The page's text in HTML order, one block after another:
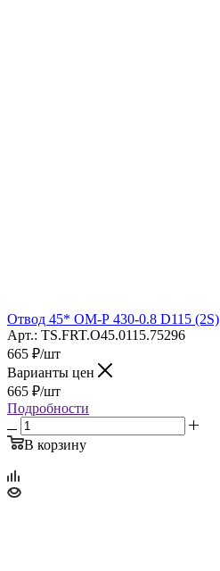
Отвод 45* ОМ-Р 430-0.8 D115 (2S)
Арт.: TS.FRT.O45.0115.75296
665 ₽/шт
Варианты цен
665 ₽/шт
Подробности
В корзину